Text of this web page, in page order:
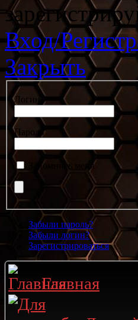
Вход/
Закрыть
Логин
Пароль
Запомнить меня
Забыли пароль?
Забыли логин?
Зарегистрироваться
Главная